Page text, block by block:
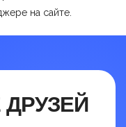
на сайте.